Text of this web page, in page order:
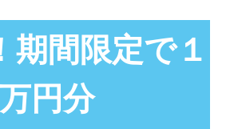
期間限定で１
円分